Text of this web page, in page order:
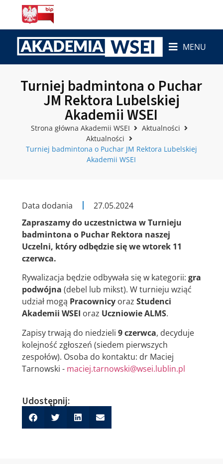
MENU
Turniej badmintona o Puchar
JM Rektora Lubelskiej
Akademii WSEI
Strona główna Akademii WSEI
Aktualności
Aktualności
Turniej badmintona o Puchar JM Rektora Lubelskiej
Akademii WSEI
Data dodania
27.05.2024
Zapraszamy do uczestnictwa w Turnieju
badmintona o Puchar Rektora naszej
Uczelni, który odbędzie się we wtorek 11
czerwca.
Rywalizacja będzie odbywała się w kategorii: gra
podwójna (debel lub mikst). W turnieju wziąć
udział mogą Pracownicyoraz Studenci
Akademii WSEI oraz Uczniowie ALMS.
Zapisy trwają do niedzieli 9 czerwca, decyduje
kolejność zgłoszeń (siedem pierwszych
zespołów). Osoba do kontaktu: dr Maciej
Tarnowski - maciej.tarnowski@wsei.lublin.pl
Udostępnij: